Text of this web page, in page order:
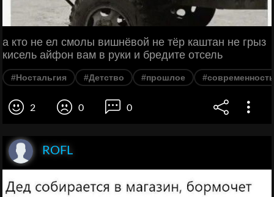
а кто не ел смолы вишнёвой не тёр каштан не грыз
кисель айфон вам в руки и бредите отсель
#Ностальгия #Детство #прошлое #современность
2 0 0
ROFL